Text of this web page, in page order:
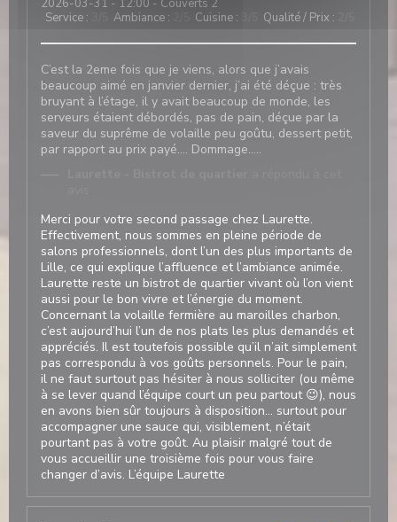
2026-03-31 - 12:00 - Couverts 2
Service : Ambiance : Cuisine : Qualité / Prix :
C’est la 2eme fois que je viens, alors que j’avais
beaucoup aimé en janvier dernier, j’ai été déçue : très
bruyant à l’étage, il y avait beaucoup de monde, les
serveurs étaient débordés, pas de pain, déçue par la
saveur du suprême de volaille peu goûtu, dessert petit,
par rapport au prix payé…. Dommage…..
Merci pour votre second passage chez Laurette.
Effectivement, nous sommes en pleine période de
salons professionnels, dont l’un des plus importants de
Lille, ce qui explique l’affluence et l’ambiance animée.
Laurette reste un bistrot de quartier vivant où l’on vient
aussi pour le bon vivre et l’énergie du moment.
Concernant la volaille fermière au maroilles charbon,
c’est aujourd’hui l’un de nos plats les plus demandés et
appréciés. Il est toutefois possible qu’il n’ait simplement
pas correspondu à vos goûts personnels. Pour le pain,
il ne faut surtout pas hésiter à nous solliciter (ou même
à se lever quand l’équipe court un peu partout 😉), nous
en avons bien sûr toujours à disposition… surtout pour
accompagner une sauce qui, visiblement, n’était
pourtant pas à votre goût. Au plaisir malgré tout de
vous accueillir une troisième fois pour vous faire
changer d’avis. L’équipe Laurette